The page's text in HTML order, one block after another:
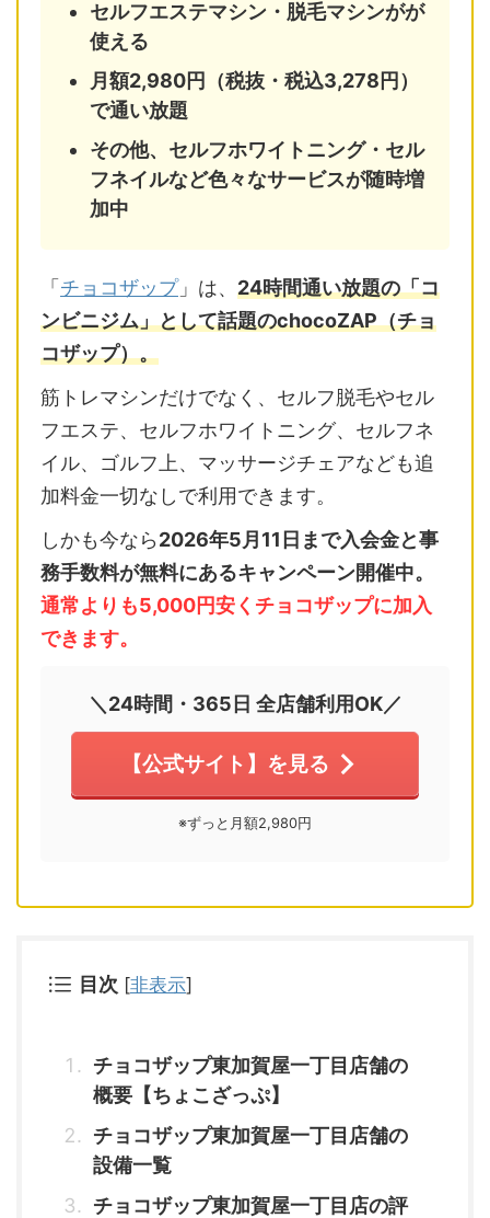
セルフエステマシン・脱毛マシンがが
使える
月額2,980円（税抜・税込3,278円）
で通い放題
その他、セルフホワイトニング・セル
フネイルなど色々なサービスが随時増
加中
「 チョコザップ」は、 24時間通い放題の「コ
ンビニジム」として話題のchocoZAP（チョ
コザップ）。
筋トレマシンだけでなく、セルフ脱毛やセル
フエステ、セルフホワイトニング、セルフネ
イル、ゴルフ上、マッサージチェアなども追
加料金一切なしで利用できます。
しかも今なら2026年5月11日まで入会金と事
務手数料が無料にあるキャンペーン開催中。
通常よりも5,000円安くチョコザップに加入
できます。
＼24時間・365日 全店舗利用OK／
【公式サイト】を見る
※ずっと月額2,980円
目次 [非表示]
チョコザップ東加賀屋一丁目店舗の
概要【ちょこざっぷ】
チョコザップ東加賀屋一丁目店舗の
設備一覧
チョコザップ東加賀屋一丁目店の評